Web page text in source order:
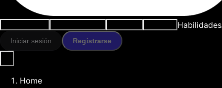
Habilidades
Iniciar sesión Registrarse
Home